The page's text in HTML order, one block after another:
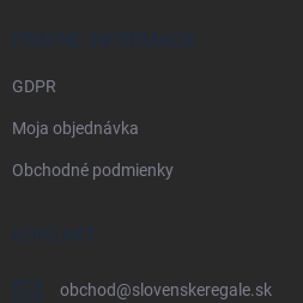
PRÁVNE INFORMÁCIE
GDPR
Moja objednávka
Obchodné podmienky
KONTAKT
obchod@slovenskeregale.sk